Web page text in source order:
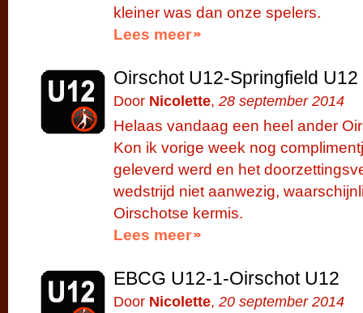
kleiner was dan onze spelers.
Lees meer
Oirschot U12-Springfield U12
Door Nicolette, 28 september 2014
Helaas vandaag een heel ander
Kon ik vorige week nog
geleverd werd en het
wedstrijd niet aanwezig,
Oirschotse kermis.
Lees meer
EBCG U12-1-Oirschot U12
Door Nicolette, 20 september 2014